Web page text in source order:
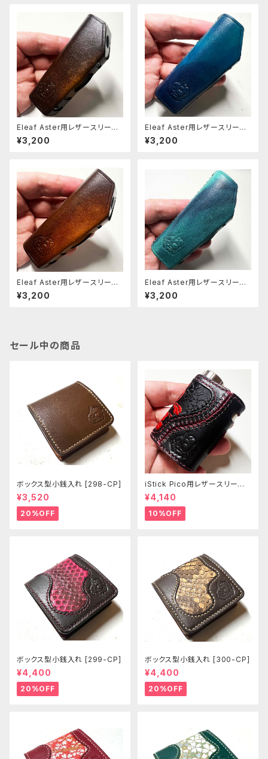
Eleaf Aster用レザースリーブ
[401-as]
¥3,200
Eleaf Aster用レザースリーブ
[397-as]
¥3,200
Eleaf Aster用レザースリーブ
[402-as]
¥3,200
Eleaf Aster用レザースリーブ
[398-as]
¥3,200
セール中の商品
ボックス型小銭入れ [298-CP]
¥3,520
20%OFF
iStick Pico用レザースリーブ
[381-pc]
¥4,140
10%OFF
ボックス型小銭入れ [299-CP]
¥4,400
20%OFF
ボックス型小銭入れ [300-CP]
¥4,400
20%OFF